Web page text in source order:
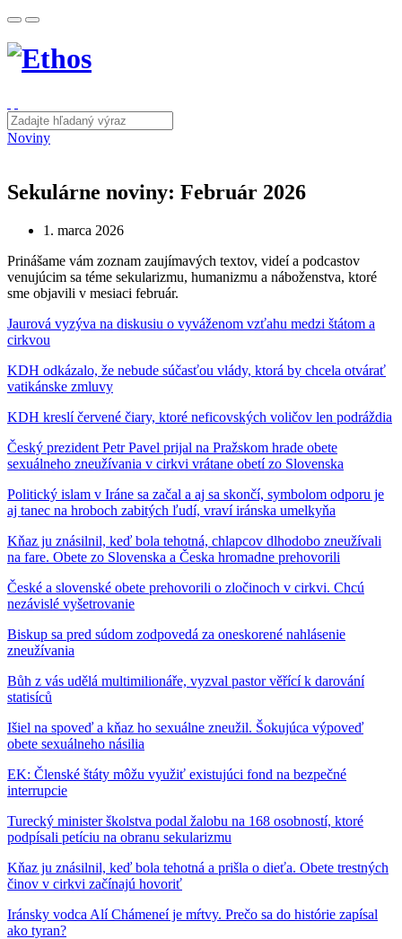
Noviny
Sekulárne noviny: Február 2026
1. marca 2026
Prinášame vám zoznam zaujímavých textov, videí a podcastov
venujúcim sa téme sekularizmu, humanizmu a náboženstva, ktoré
sme objavili v mesiaci február.
Jaurová vyzýva na diskusiu o vyváženom vzťahu medzi štátom a
cirkvou
KDH odkázalo, že nebude súčasťou vlády, ktorá by chcela otvárať
vatikánske zmluvy
KDH kreslí červené čiary, ktoré neficovských voličov len podráždia
Český prezident Petr Pavel prijal na Pražskom hrade obete
sexuálneho zneužívania v cirkvi vrátane obetí zo Slovenska
Politický islam v Iráne sa začal a aj sa skončí, symbolom odporu je
aj tanec na hroboch zabitých ľudí, vraví iránska umelkyňa
Kňaz ju znásilnil, keď bola tehotná, chlapcov dlhodobo zneužívali
na fare. Obete zo Slovenska a Česka hromadne prehovorili
České a slovenské obete prehovorili o zločinoch v cirkvi. Chcú
nezávislé vyšetrovanie
Biskup sa pred súdom zodpovedá za oneskorené nahlásenie
zneužívania
Bůh z vás udělá multimilionáře, vyzval pastor věřící k darování
statisíců
Išiel na spoveď a kňaz ho sexuálne zneužil. Šokujúca výpoveď
obete sexuálneho násilia
EK: Členské štáty môžu využiť existujúci fond na bezpečné
interrupcie
Turecký minister školstva podal žalobu na 168 osobností, ktoré
podpísali petíciu na obranu sekularizmu
Kňaz ju znásilnil, keď bola tehotná a prišla o dieťa. Obete trestných
činov v cirkvi začínajú hovoriť
Iránsky vodca Alí Chámeneí je mŕtvy. Prečo sa do histórie zapísal
ako tyran?